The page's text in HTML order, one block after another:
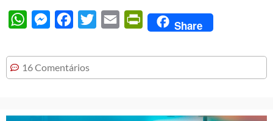
WhatsAppMessengerFacebook
Twitter Email PrintFriendly
Share
16 Comentários